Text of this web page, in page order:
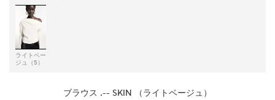
ライトベー
ジュ（5）
ブラウス .-- SKIN （ライトベージュ）